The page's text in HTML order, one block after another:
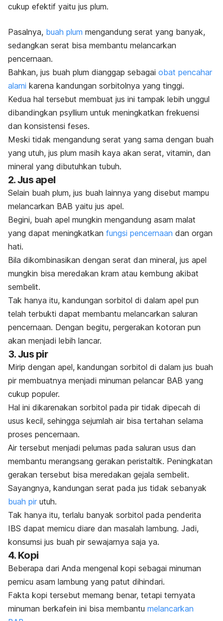
cukup efektif yaitu jus plum.
Pasalnya, buah plum mengandung serat yang banyak,
sedangkan serat bisa membantu melancarkan
pencernaan.
Bahkan, jus buah plum dianggap sebagai obat pencahar
alami karena kandungan sorbitolnya yang tinggi.
Kedua hal tersebut membuat jus ini tampak lebih unggul
dibandingkan psyllium untuk meningkatkan frekuensi
dan konsistensi feses.
Meski tidak mengandung serat yang sama dengan buah
yang utuh, jus plum masih kaya akan serat, vitamin, dan
mineral yang dibutuhkan tubuh.
2. Jus apel
Selain buah plum, jus buah lainnya yang disebut mampu
melancarkan BAB yaitu jus apel.
Begini, buah apel mungkin mengandung asam malat
yang dapat meningkatkan fungsi pencernaan dan organ
hati.
Bila dikombinasikan dengan serat dan mineral, jus apel
mungkin bisa meredakan kram atau kembung akibat
sembelit.
Tak hanya itu, kandungan sorbitol di dalam apel pun
telah terbukti dapat membantu melancarkan saluran
pencernaan. Dengan begitu, pergerakan kotoran pun
akan menjadi lebih lancar.
3. Jus pir
Mirip dengan apel, kandungan sorbitol di dalam jus buah
pir membuatnya menjadi minuman pelancar BAB yang
cukup populer.
Hal ini dikarenakan sorbitol pada pir tidak dipecah di
usus kecil, sehingga sejumlah air bisa tertahan selama
proses pencernaan.
Air tersebut menjadi pelumas pada saluran usus dan
membantu merangsang gerakan peristaltik. Peningkatan
gerakan tersebut bisa meredakan gejala sembelit.
Sayangnya, kandungan serat pada jus tidak sebanyak
buah pir utuh.
Tak hanya itu, terlalu banyak sorbitol pada penderita
IBS dapat memicu diare dan masalah lambung. Jadi,
konsumsi jus buah pir sewajarnya saja ya.
4. Kopi
Beberapa dari Anda mengenal kopi sebagai minuman
pemicu asam lambung yang patut dihindari.
Fakta kopi tersebut memang benar, tetapi ternyata
minuman berkafein ini bisa membantu melancarkan